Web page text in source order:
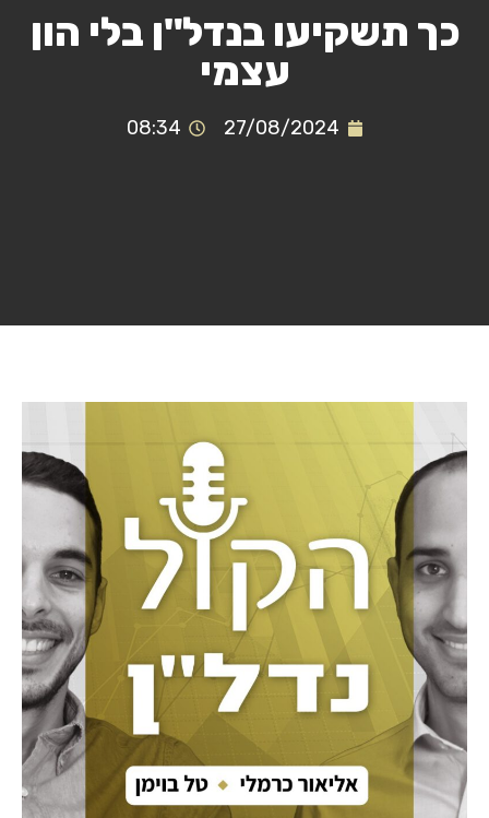
כך תשקיעו בנדל"ן בלי הון
עצמי
27/08/2024
08:34